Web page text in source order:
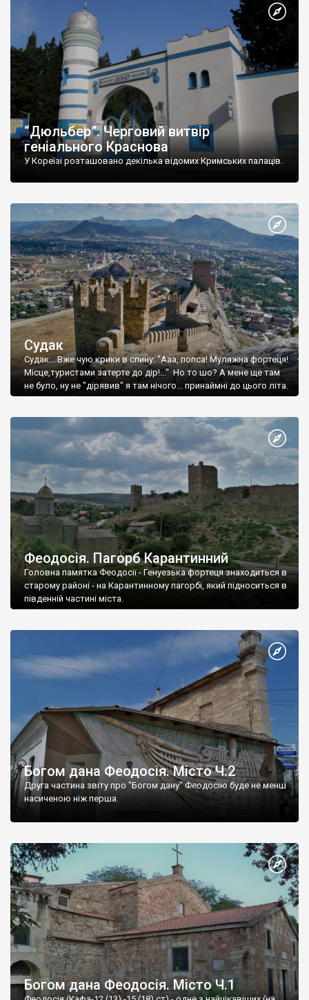
“Дюльбер”. Черговий витвір
геніального Краснова
У Кореїзі розташовано декілька відомих Кримських палаців.
Судак
Судак... Вже чую крики в спину: "Ааа, попса! Муляжна фортеця!
Місце,туристами затерте до дір!..." Но то шо? А мене ще там
не було, ну не "дірявив" я там нічого... принаймні до цього літа.
Феодосія. Пагорб Карантинний
Головна памятка Феодосії - Генуезька фортеця знаходиться в
старому районі - на Карантинному пагорбі, який підноситься в
південній частині міста.
Богом дана Феодосія. Місто Ч.2
Друга частина звіту про "Богом дану" Феодосію буде не менш
насиченою ніж перша.
Богом дана Феодосія. Місто Ч.1